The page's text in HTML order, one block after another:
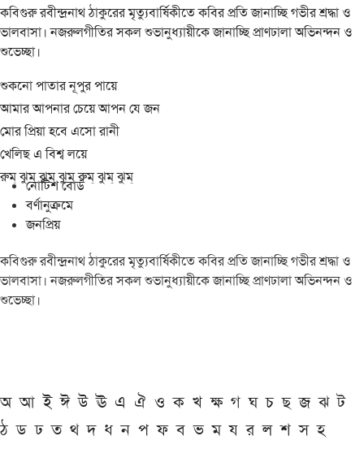
কবিগুরু রবীন্দ্রনাথ ঠাকুরের মৃত্যুবার্ষিকীতে কবির প্রতি জানাচ্ছি গভীর শ্রদ্ধা ও
ভালবাসা। নজরুলগীতির সকল শুভানুধ্যায়ীকে জানাচ্ছি প্রাণঢালা অভিনন্দন ও
শুভেচ্ছা।
শুকনো পাতার নূপুর পায়ে
আমার আপনার চেয়ে আপন যে জন
মোর প্রিয়া হবে এসো রানী
খেলিছ এ বিশ্ব লয়ে
রুম্ ঝুম্ ঝুম্ ঝুম্ রুম্ ঝুম্ ঝুম্
নোটিশ বোর্ড
বর্ণানুক্রমে
জনপ্রিয়
কবিগুরু রবীন্দ্রনাথ ঠাকুরের মৃত্যুবার্ষিকীতে কবির প্রতি জানাচ্ছি গভীর শ্রদ্ধা ও
ভালবাসা। নজরুলগীতির সকল শুভানুধ্যায়ীকে জানাচ্ছি প্রাণঢালা অভিনন্দন ও
শুভেচ্ছা।
অ আ ই ঈ উ ঊ এ ঐ ও ক খ ক্ষ গ ঘ চ ছ জ ঝ ট
ঠ ড ঢ ত থ দ ধ ন প ফ ব ভ ম য র ল শ স হ